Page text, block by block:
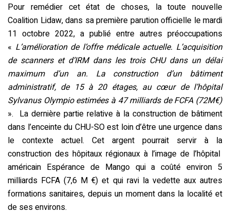
Pour remédier cet état de choses, la toute nouvelle
Coalition Lidaw, dans sa première parution officielle le mardi
11 octobre 2022, a publié entre autres préoccupations
« L’amélioration de l’offre médicale actuelle. L’acquisition
de scanners et d’IRM dans les trois CHU dans un délai
maximum d’un an. La construction d’un bâtiment
administratif, de 15 à 20 étages, au cœur de l’hôpital
Sylvanus Olympio estimées à 47 milliards de FCFA (72M€)
». La dernière partie relative à la construction de bâtiment
dans l’enceinte du CHU-SO est loin d’être une urgence dans
le contexte actuel. Cet argent pourrait servir à la
construction des hôpitaux régionaux à l’image de l’hôpital
américain Espérance de Mango qui a coûté environ 5
milliards FCFA (7,6 M €) et qui ravi la vedette aux autres
formations sanitaires, depuis un moment dans la localité et
de ses environs.